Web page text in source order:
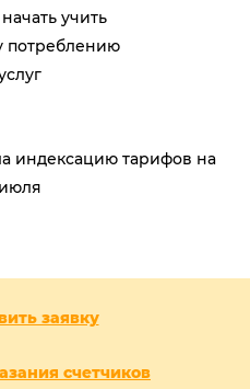
учить
потреблению
индексацию тарифов на
заявку
счетчиков